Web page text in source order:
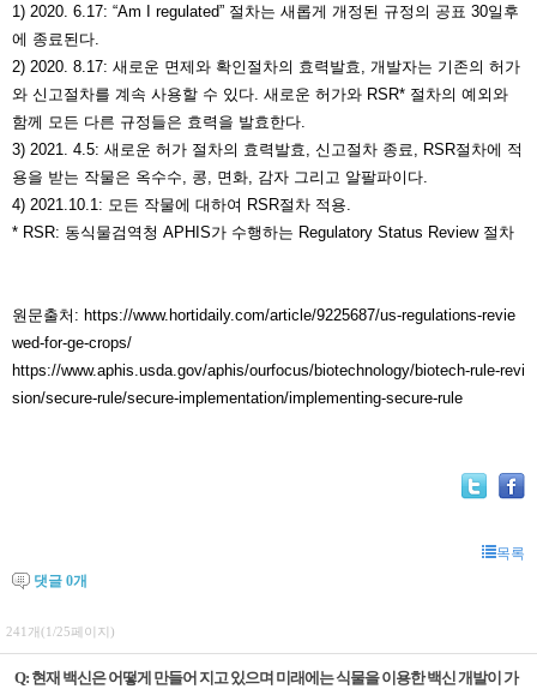
1) 2020. 6.17: “Am I regulated” 절차는 새롭게 개정된 규정의 공표 30일후
에 종료된다.
2) 2020. 8.17: 새로운 면제와 확인절차의 효력발효, 개발자는 기존의 허가
와 신고절차를 계속 사용할 수 있다. 새로운 허가와 RSR* 절차의 예외와
함께 모든 다른 규정들은 효력을 발효한다.
3) 2021. 4.5: 새로운 허가 절차의 효력발효, 신고절차 종료, RSR절차에 적
용을 받는 작물은 옥수수, 콩, 면화, 감자 그리고 알팔파이다.
4) 2021.10.1: 모든 작물에 대하여 RSR절차 적용.
* RSR: 동식물검역청 APHIS가 수행하는 Regulatory Status Review 절차
원문출처: https://www.hortidaily.com/article/9225687/us-regulations-revie
wed-for-ge-crops/
https://www.aphis.usda.gov/aphis/ourfocus/biotechnology/biotech-rule-revi
sion/secure-rule/secure-implementation/implementing-secure-rule
목록
댓글 0개
241개(1/25페이지)
Q: 현재 백신은 어떻게 만들어 지고 있으며 미래에는 식물을 이용한 백신 개발이 가